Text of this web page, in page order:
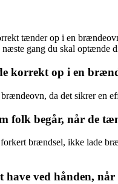
tænder op i en
gang du skal optænde
korrekt op i en
da det sikrer en
folk begår, når de
brændsel, ikke lade
have ved hånden,